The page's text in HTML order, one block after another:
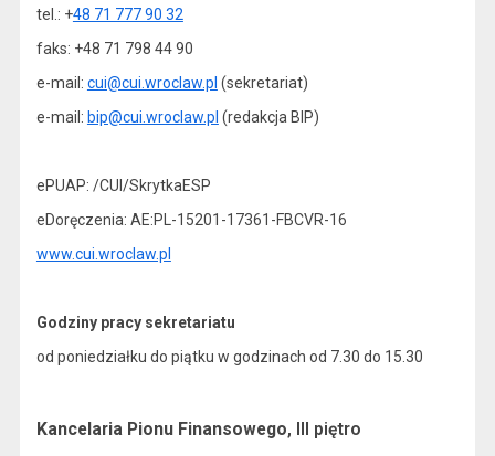
tel.: +48 71 777 90 32
faks: +48 71 798 44 90
e-mail: cui@cui.wroclaw.pl (sekretariat)
e-mail: bip@cui.wroclaw.pl (redakcja BIP)
ePUAP: /CUI/SkrytkaESP
eDoręczenia: AE:PL-15201-17361-FBCVR-16
www.cui.wroclaw.pl
Godziny pracy sekretariatu
od poniedziałku do piątku w godzinach od 7.30 do 15.30
Kancelaria Pionu Finansowego, III piętro